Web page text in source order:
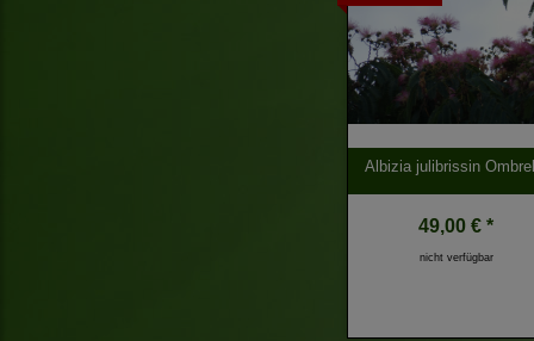
Albizia julibrissin
49,00 € *
nicht verfügbar